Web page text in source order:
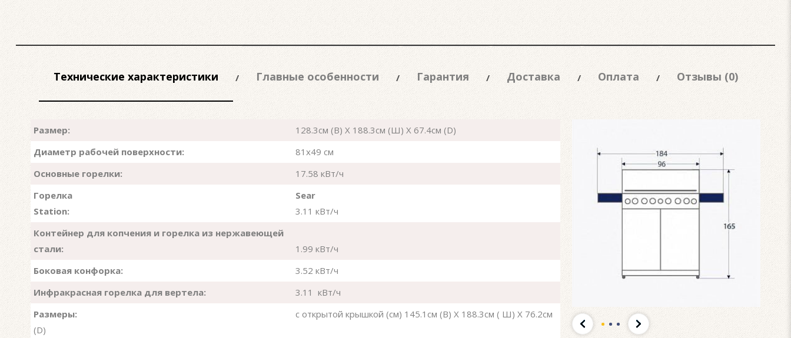
Технические характеристики Главные особенности Гарантия Доставка Оплата Отзывы (0)
Размер:
128.3см (В) X 188.3см (Ш) X 67.4см (D)
Диаметр рабочей поверхности:
81x49 см
Основные горелки:
17.58 кВт/ч
Горелка
Sear
Station:
3.11 кВт/ч
Контейнер для копчения и горелка из нержавеющей
стали:
1.99 кВт/ч
Боковая конфорка:
3.52 кВт/ч
Инфракрасная горелка для вертела:
3.11 кВт/ч
Размеры:
с открытой крышкой (см) 145.1см (В) X 188.3см ( Ш) X 76.2см
(D)